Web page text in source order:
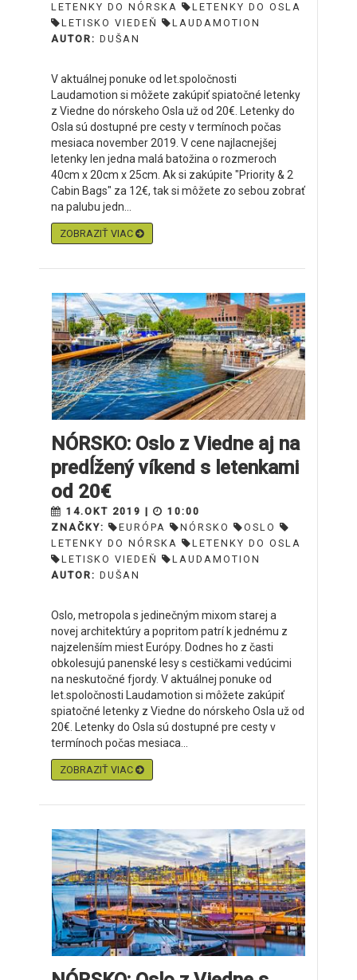
LETENKY DO NÓRSKA
LETENKY DO OSLA
LETISKO VIEDEŇ
LAUDAMOTION
AUTOR: DUŠAN
V aktuálnej ponuke od let.spoločnosti
Laudamotion si môžete zakúpiť spiatočné letenky
z Viedne do nórskeho Osla už od 20€. Letenky do
Osla sú dostupné pre cesty v termínoch počas
mesiaca november 2019. V cene najlacnejšej
letenky len jedna malá batožina o rozmeroch
40cm x 20cm x 25cm. Ak si zakúpite "Priority & 2
Cabin Bags" za 12€, tak si môžete zo sebou zobrať
na palubu jedn...
ZOBRAZIŤ VIAC
NÓRSKO: Oslo z Viedne aj na
predĺžený víkend s letenkami
od 20€
14.OKT 2019 |
10:00
ZNAČKY:
EURÓPA NÓRSKO
OSLO
LETENKY DO NÓRSKA
LETENKY DO OSLA
LETISKO VIEDEŇ
LAUDAMOTION
AUTOR: DUŠAN
Oslo, metropola s jedinečným mixom starej a
novej architektúry a popritom patrí k jednému z
najzelenším miest Európy. Dodnes ho z časti
obkolesujú panenské lesy s cestičkami vedúcimi
na neskutočné fjordy. V aktuálnej ponuke od
let.spoločnosti Laudamotion si môžete zakúpiť
spiatočné letenky z Viedne do nórskeho Osla už od
20€. Letenky do Osla sú dostupné pre cesty v
termínoch počas mesiaca...
ZOBRAZIŤ VIAC